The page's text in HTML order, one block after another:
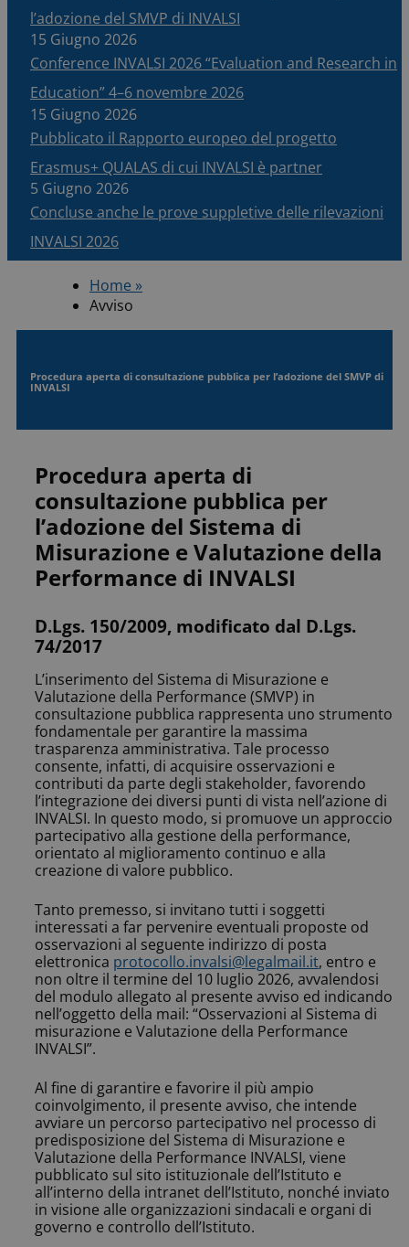
l’adozione del SMVP di INVALSI
15 Giugno 2026
Conference INVALSI 2026 “Evaluation and Research in
Education” 4–6 novembre 2026
15 Giugno 2026
Pubblicato il Rapporto europeo del progetto
Erasmus+ QUALAS di cui INVALSI è partner
5 Giugno 2026
Concluse anche le prove suppletive delle rilevazioni
INVALSI 2026
Home »
Avviso
Procedura aperta di consultazione pubblica per l’adozione del SMVP di
INVALSI
Procedura aperta di
consultazione pubblica per
l’adozione del Sistema di
Misurazione e Valutazione della
Performance di INVALSI
D.Lgs. 150/2009, modificato dal D.Lgs.
74/2017
L’inserimento del Sistema di Misurazione e
Valutazione della Performance (SMVP) in
consultazione pubblica rappresenta uno strumento
fondamentale per garantire la massima
trasparenza amministrativa. Tale processo
consente, infatti, di acquisire osservazioni e
contributi da parte degli stakeholder, favorendo
l’integrazione dei diversi punti di vista nell’azione di
INVALSI. In questo modo, si promuove un approccio
partecipativo alla gestione della performance,
orientato al miglioramento continuo e alla
creazione di valore pubblico.
Tanto premesso, si invitano tutti i soggetti
interessati a far pervenire eventuali proposte od
osservazioni al seguente indirizzo di posta
elettronica protocollo.invalsi@legalmail.it, entro e
non oltre il termine del 10 luglio 2026, avvalendosi
del modulo allegato al presente avviso ed indicando
nell’oggetto della mail: “Osservazioni al Sistema di
misurazione e Valutazione della Performance
INVALSI”.
Al fine di garantire e favorire il più ampio
coinvolgimento, il presente avviso, che intende
avviare un percorso partecipativo nel processo di
predisposizione del Sistema di Misurazione e
Valutazione della Performance INVALSI, viene
pubblicato sul sito istituzionale dell’Istituto e
all’interno della intranet dell’Istituto, nonché inviato
in visione alle organizzazioni sindacali e organi di
governo e controllo dell’Istituto.